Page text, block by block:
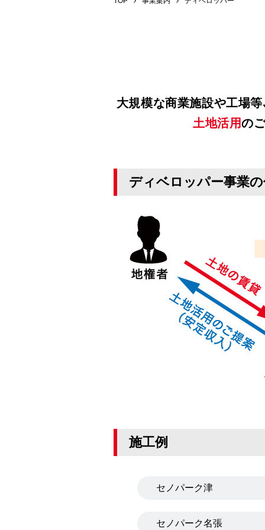
大規模な商業施設や工場等
土地活用の
ディベロッパー事業
施工例
セノパーク津
セノパーク名張